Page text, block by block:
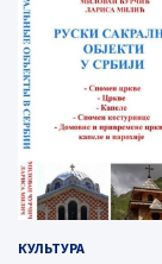
КУЛЬТУРА